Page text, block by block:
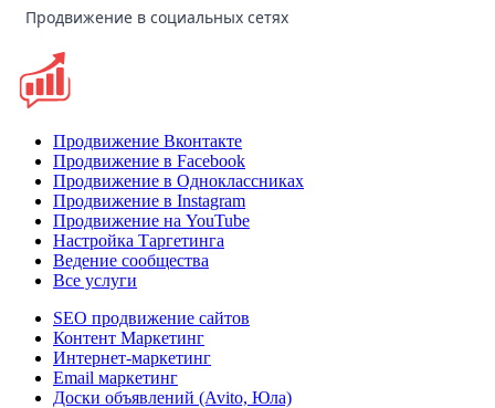
Продвижение в социальных сетях
Продвижение Вконтакте
Продвижение в Facebook
Продвижение в Одноклассниках
Продвижение в Instagram
Продвижение на YouTube
Настройка Таргетинга
Ведение сообщества
Все услуги
SEO продвижение сайтов
Контент Маркетинг
Интернет-маркетинг
Email маркетинг
Доски объявлений (Avito, Юла)